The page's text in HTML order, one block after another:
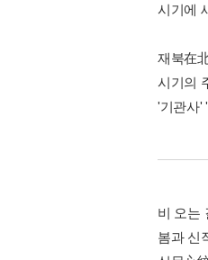
시기에
재북在
시기의
'기관사'
비 오는
봄과 신